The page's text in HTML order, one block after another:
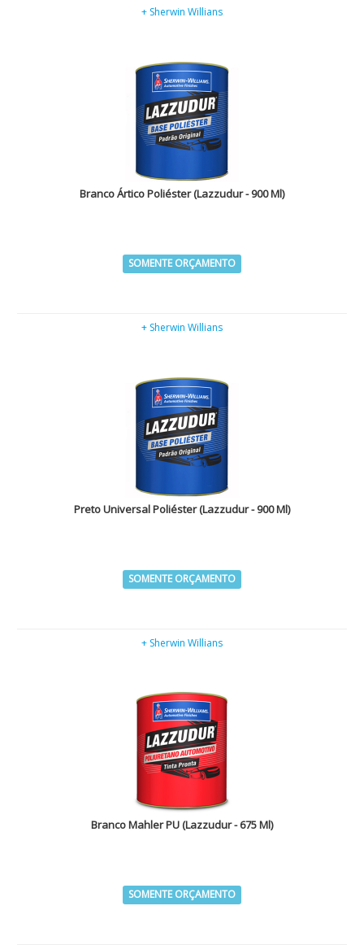
+ Sherwin Willians
Branco Ártico Poliéster (Lazzudur - 900 Ml)
SOMENTE ORÇAMENTO
+ Sherwin Willians
Preto Universal Poliéster (Lazzudur - 900 Ml)
SOMENTE ORÇAMENTO
+ Sherwin Willians
Branco Mahler PU (Lazzudur - 675 Ml)
SOMENTE ORÇAMENTO